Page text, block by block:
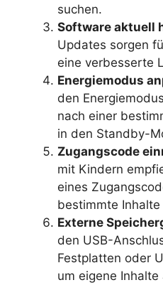
suchen.
Software aktuell
Updates sorgen
eine verbesserte
Energiemodus
den
nach einer
in den Standby-
Zugangscode
mit Kindern
eines
bestimmte Inhalte
Externe
den USB-
Festplatten oder
um eigene